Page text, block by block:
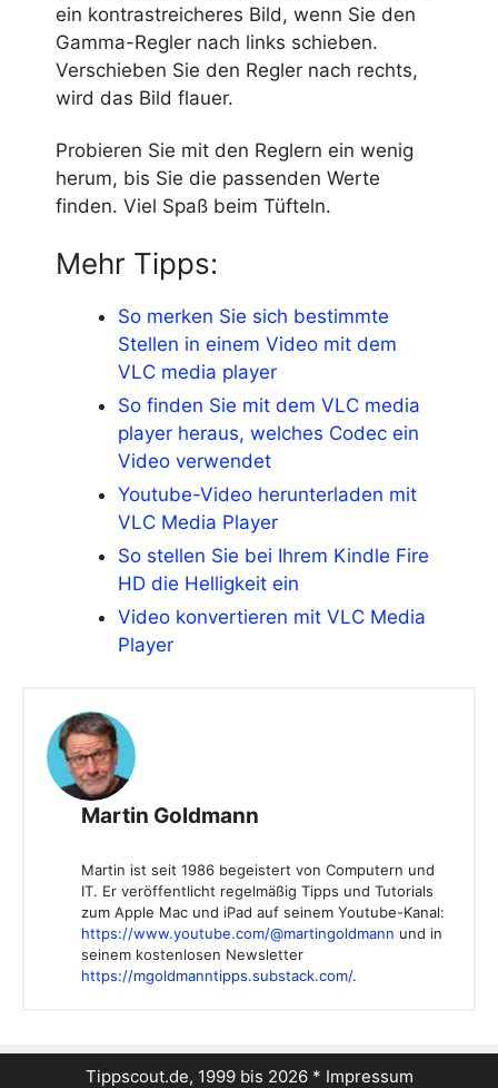
ein kontrastreicheres Bild, wenn Sie den
Gamma-Regler nach links schieben.
Verschieben Sie den Regler nach rechts,
wird das Bild flauer.
Probieren Sie mit den Reglern ein wenig
herum, bis Sie die passenden Werte
finden. Viel Spaß beim Tüfteln.
Mehr Tipps:
So merken Sie sich bestimmte
Stellen in einem Video mit dem
VLC media player
So finden Sie mit dem VLC media
player heraus, welches Codec ein
Video verwendet
Youtube-Video herunterladen mit
VLC Media Player
So stellen Sie bei Ihrem Kindle Fire
HD die Helligkeit ein
Video konvertieren mit VLC Media
Player
Martin Goldmann
Martin ist seit 1986 begeistert von Computern und
IT. Er veröffentlicht regelmäßig Tipps und Tutorials
zum Apple Mac und iPad auf seinem Youtube-Kanal:
https://www.youtube.com/@martingoldmann und in
seinem kostenlosen Newsletter
https://mgoldmanntipps.substack.com/.
Tippscout.de, 1999 bis 2026 * Impressum